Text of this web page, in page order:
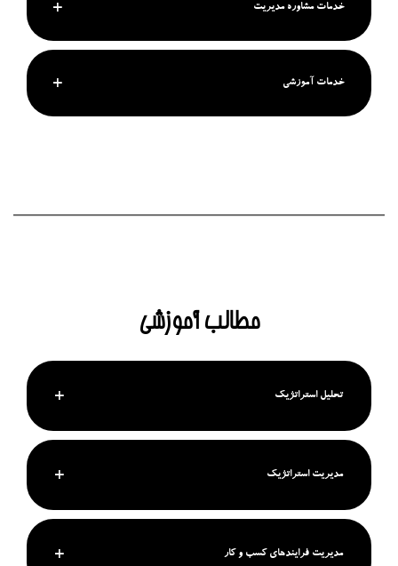
خدمات مشاوره مدیریت
خدمات آموزشی
مطالب آموزشی
تحلیل استراتژیک
مدیریت استراتژیک
مدیریت فرایندهای کسب و کار